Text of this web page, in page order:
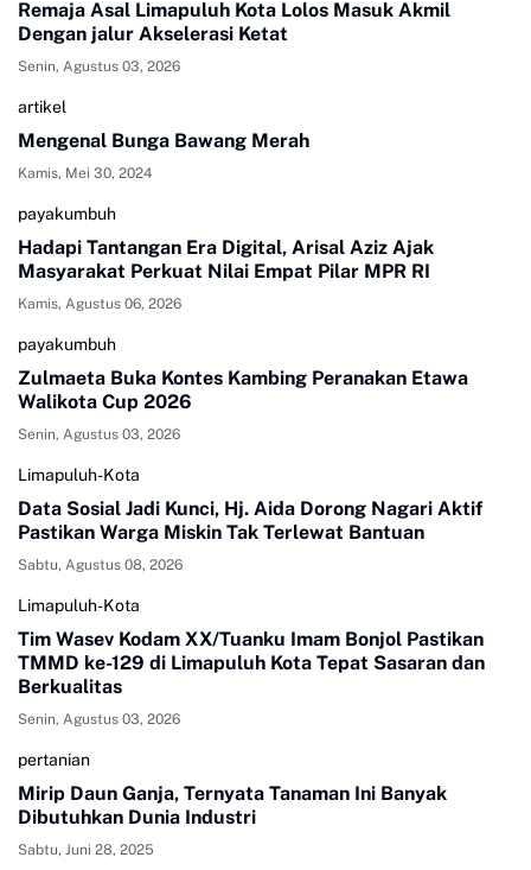
Remaja Asal Limapuluh Kota Lolos Masuk Akmil
Dengan jalur Akselerasi Ketat
Senin, Agustus 03, 2026
artikel
Mengenal Bunga Bawang Merah
Kamis, Mei 30, 2024
payakumbuh
Hadapi Tantangan Era Digital, Arisal Aziz Ajak
Masyarakat Perkuat Nilai Empat Pilar MPR RI
Kamis, Agustus 06, 2026
payakumbuh
Zulmaeta Buka Kontes Kambing Peranakan Etawa
Walikota Cup 2026
Senin, Agustus 03, 2026
Limapuluh-Kota
Data Sosial Jadi Kunci, Hj. Aida Dorong Nagari Aktif
Pastikan Warga Miskin Tak Terlewat Bantuan
Sabtu, Agustus 08, 2026
Limapuluh-Kota
Tim Wasev Kodam XX/Tuanku Imam Bonjol Pastikan
TMMD ke-129 di Limapuluh Kota Tepat Sasaran dan
Berkualitas
Senin, Agustus 03, 2026
pertanian
Mirip Daun Ganja, Ternyata Tanaman Ini Banyak
Dibutuhkan Dunia Industri
Sabtu, Juni 28, 2025